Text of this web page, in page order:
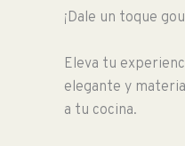
¡Dale un toque
Eleva tu
elegante y
a tu cocina.